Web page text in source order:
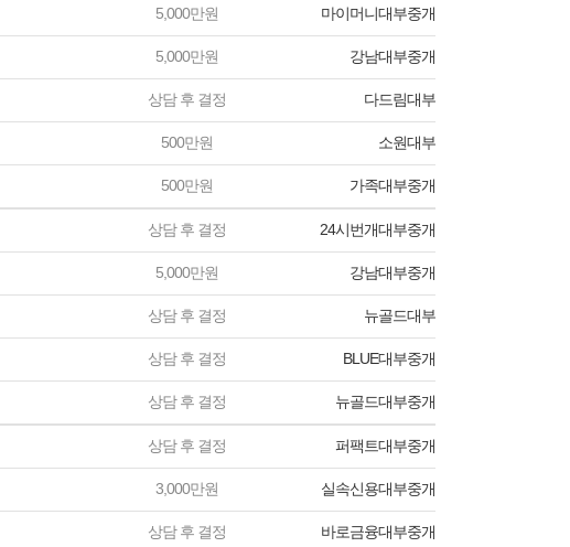
5,000만원 마이머니대부중개
5,000만원 강남대부중개
상담 후 결정 다드림대부
500만원 소원대부
500만원 가족대부중개
상담 후 결정 24시번개대부중개
5,000만원 강남대부중개
상담 후 결정 뉴골드대부
상담 후 결정 BLUE대부중개
상담 후 결정 뉴골드대부중개
상담 후 결정 퍼팩트대부중개
3,000만원 실속신용대부중개
상담 후 결정 바로금융대부중개